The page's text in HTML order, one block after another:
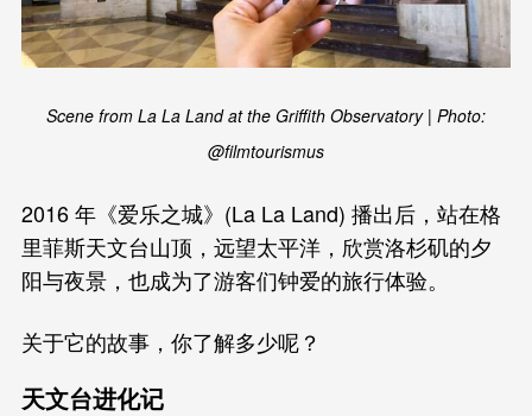
Scene from La La Land at the Griffith Observatory | Photo:
@filmtourismus
2016 年《爱乐之城》(La La Land) 播出后，站在格
里菲斯天文台山顶，远望太平洋，欣赏洛杉矶的夕
阳与夜景，也成为了游客们钟爱的旅行体验。
关于它的故事，你了解多少呢？
天文台进化记